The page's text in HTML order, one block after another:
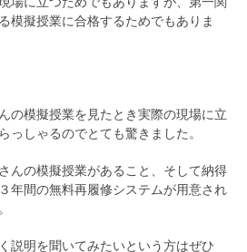
模擬授業に合格するためでもありま
の模擬授業を見たとき実際の現場に立
っしゃるのでとても驚きました。
んの模擬授業があること、そして納得
年間の無料再履修システムが用意され
説明を聞いてみたいという方はぜひ